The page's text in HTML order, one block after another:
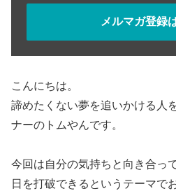
メルマガ登録
こんにちは。
諦めたくない夢を追いかける人
ナーのトムやんです。
今回は自分の気持ちと向き合っ
日を打破できるというテーマで